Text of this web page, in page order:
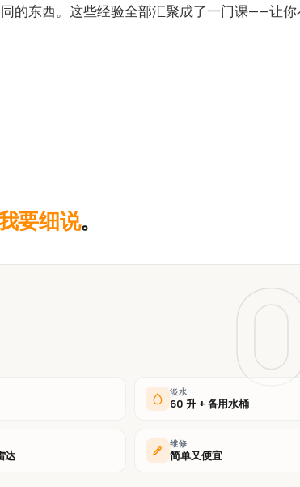
的东西。这些经验全部汇聚成了一门课——让
要细说。
淡水
60 升 + 备用水桶
达
维修
简单又便宜